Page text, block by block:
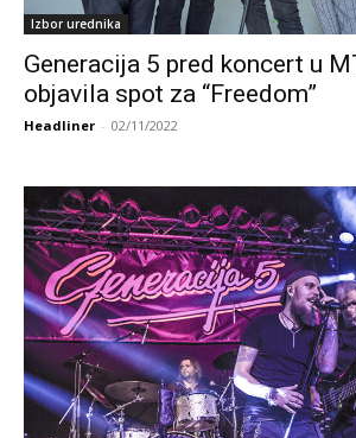
Izbor urednika
Generacija 5 pred koncert u
objavila spot za “Freedom”
Headliner - 02/11/2022